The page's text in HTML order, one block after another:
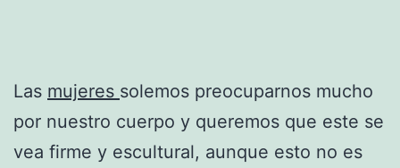
Las mujeres solemos preocuparnos mucho
por nuestro cuerpo y queremos que este se
vea firme y escultural, aunque esto no es